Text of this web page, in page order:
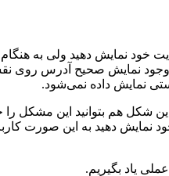
خود نمایش دهید ولی به
وجود نمایش صحیح آدرس روی
نمایش داده نمی‌شود.
شکل هم بتوانید این مشکل
نمایش دهید به این صورت
یاد بگیریم.